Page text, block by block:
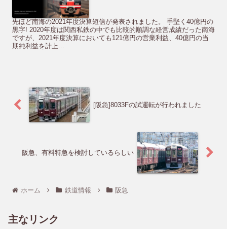
先ほど南海の2021年度決算短信が発表されました。 手堅く40億円の
黒字! 2020年度は関西私鉄の中でも比較的順調な経営成績だった南海
ですが、2021年度決算においても121億円の営業利益、40億円の当
期純利益を計上...
[阪急]8033Fの試運転が行われました
阪急、有料特急を検討しているらしい
ホーム 鉄道情報 阪急
主なリンク